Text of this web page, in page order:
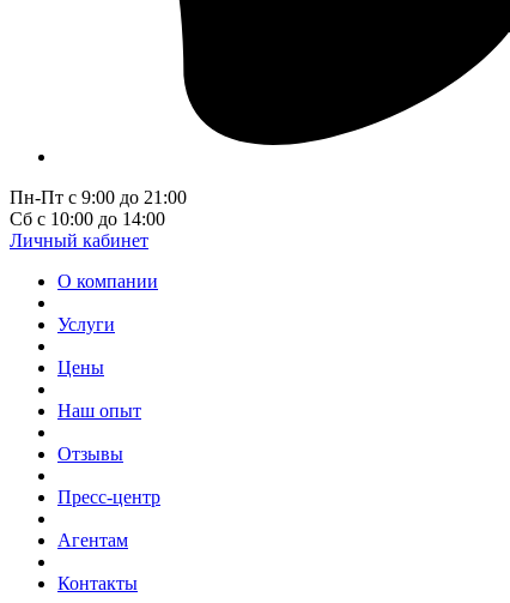
Пн-Пт с 9:00 до 21:00
Сб с 10:00 до 14:00
Личный кабинет
О компании
Услуги
Цены
Наш опыт
Отзывы
Пресс-центр
Агентам
Контакты